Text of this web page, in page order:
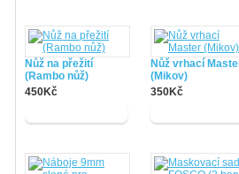
Nůž na přežití
(Rambo nůž)
450Kč
Nůž vrhací
(Mikov)
350Kč